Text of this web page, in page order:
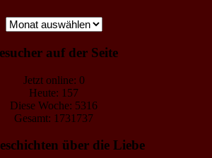
Archiv
auf der Seite
Jetzt online: 0
Heute: 157
Diese Woche: 5316
Gesamt: 1731737
über die Liebe